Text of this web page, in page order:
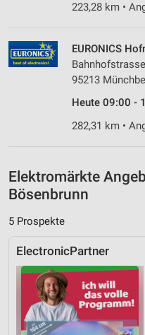
223,28 km •
EURONICS
95213
Heute 09:00 -
282,31 km •
Elektromärkte
Bösenbrunn
5 Prospekte
ElectronicPartner
Verwendung von Profilen
Messung der
Messung der Performance
Analyse von Zielgruppen
Kombinationen von Daten
Verwendung reduzierter
Verwendung genauer
Geräte anhand von aktiv
Informationen identifizieren
Nicht-IAB-Verarbeitungszwecke: